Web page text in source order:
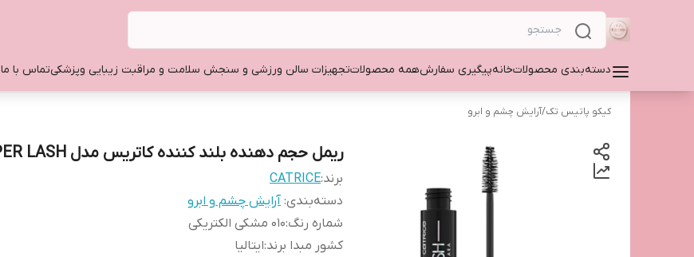
دسته‌بندی محصولاتخانهپیگیری سفارشهمه محصولاتتجهیزات سالن ورزشی و سنجش سلامت و مراقبت زیبایی وپزشکیتماس با ما
کیکو پاتیس تک/آرایش چشم و ابرو
ریمل حجم دهنده بلند کننده کاتریس مدل HYPER LASH
برند:CATRICE
دسته‌بندی: آرایش چشم و ابرو
شماره رنگ:010 مشکی الکتریکی
کشور مبدا برند:ایتالیا